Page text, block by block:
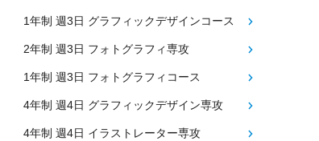
1年制 週3日 グラフィックデザインコース
2年制 週3日 フォトグラフィ専攻
1年制 週3日 フォトグラフィコース
4年制 週4日 グラフィックデザイン専攻
4年制 週4日 イラストレーター専攻